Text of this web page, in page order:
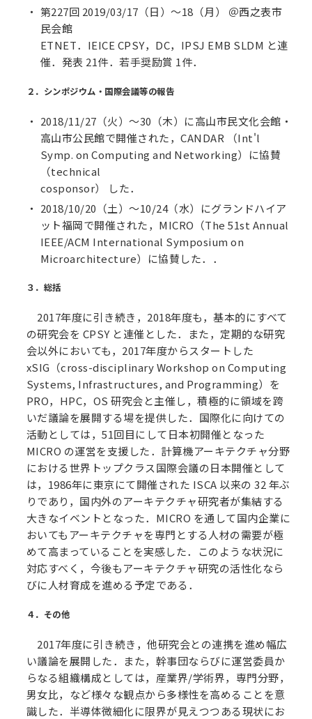
第227回 2019/03/17（日）～18（月） ＠西之表市
民会館
ETNET．IEICE CPSY，DC，IPSJ EMB SLDM と連
催．発表 21件．若手奨励賞 1件．
２．シンポジウム・国際会議等の報告
2018/11/27（火）～30（木）に高山市民文化会館・
高山市公民館で開催された，CANDAR （Int'l
Symp. on Computing and Networking）に協賛
（technical
cosponsor） した．
2018/10/20（土）～10/24（水）にグランドハイア
ット福岡で開催された，MICRO（The 51st Annual
IEEE/ACM International Symposium on
Microarchitecture）に協賛した．．
３．総括
2017年度に引き続き，2018年度も，基本的にすべて
の研究会を CPSY と連催とした．また，定期的な研究
会以外においても，2017年度からスタートした
xSIG（cross-disciplinary Workshop on Computing
Systems, Infrastructures, and Programming）を
PRO，HPC，OS 研究会と主催し，積極的に領域を跨
いだ議論を展開する場を提供した．国際化に向けての
活動としては，51回目にして日本初開催となった
MICRO の運営を支援した．計算機アーキテクチャ分野
における世界トップクラス国際会議の日本開催として
は，1986年に東京にて開催された ISCA 以来の 32 年ぶ
りであり，国内外のアーキテクチャ研究者が集結する
大きなイベントとなった．MICRO を通して国内企業に
おいてもアーキテクチャを専門とする人材の需要が極
めて高まっていることを実感した．このような状況に
対応すべく，今後もアーキテクチャ研究の活性化なら
びに人材育成を進める予定である．
４．その他
2017年度に引き続き，他研究会との連携を進め幅広
い議論を展開した．また，幹事団ならびに運営委員か
らなる組織構成としては，産業界/学術界，専門分野，
男女比，など様々な観点から多様性を高めることを意
識した．半導体微細化に限界が見えつつある現状にお